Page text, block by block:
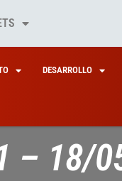
DESARROLLO
– 18/